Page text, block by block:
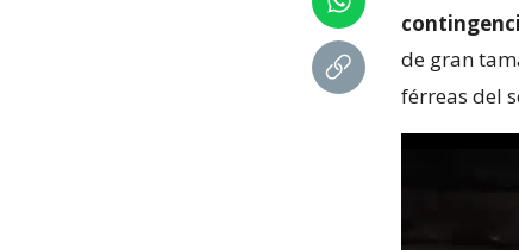
de gran
férreas del